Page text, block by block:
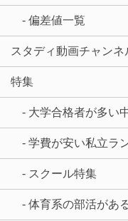
- 偏差値一覧
スタディ動画チャンネ
特集
- 大学合格者が多い
- 学費が安い私立ラ
- スクール特集
- 体育系の部活があ